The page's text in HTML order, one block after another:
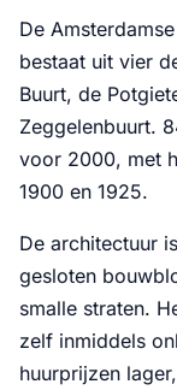
De
bestaat uit vier
Buurt, de
Zeggelenbuurt.
voor 2000, met
1900 en 1925.
De architectuur
gesloten
smalle straten.
zelf inmiddels
huurprijzen